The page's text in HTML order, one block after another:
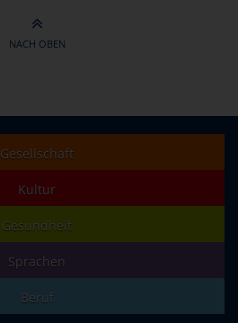
NACH OBEN
Gesellschaft
Kultur
Gesundheit
Sprachen
Beruf